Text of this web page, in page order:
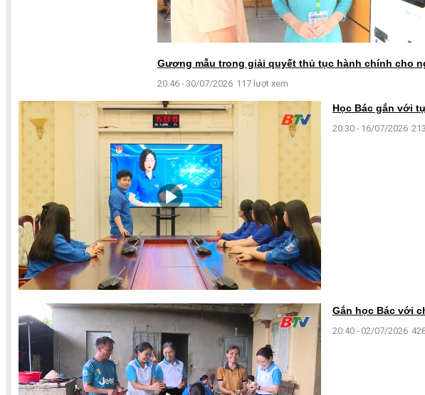
Gương mẫu trong giải quyết thủ tục hành chính cho
20:46 - 30/07/2026 117 lượt xem
Học Bác gắn với
20:30 - 16/07/2026
Gắn học Bác với
20:40 - 02/07/2026